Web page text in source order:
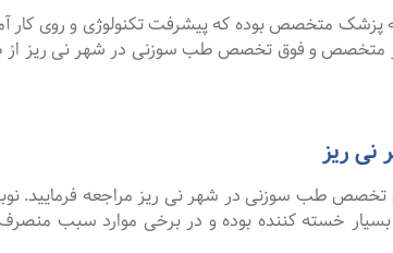
پزشک متخصص بوده که پیشرفت تکنولوژی و روی کار
دکتر متخصص و فوق تخصص طب سوزنی در شهر نی ریز
ریز
تخصص طب سوزنی در شهر نی ریز مراجعه فرمایید.
خسته کننده بوده و در برخی موارد سبب منصرف